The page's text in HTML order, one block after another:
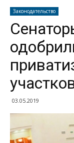
Законодательство
03.05.2019